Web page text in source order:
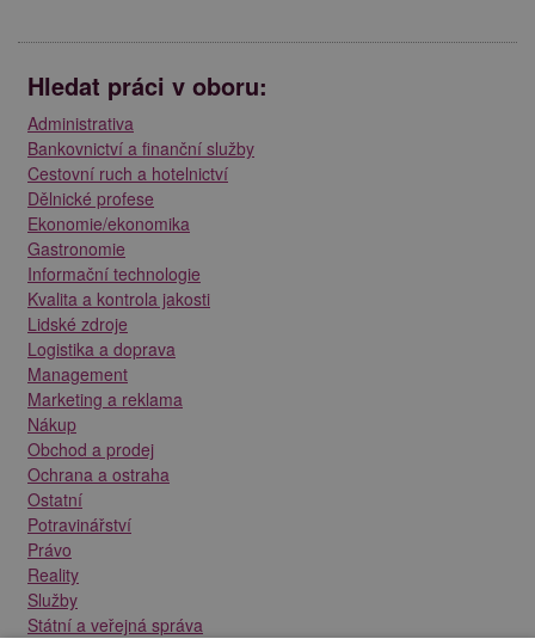
Hledat práci v oboru:
Administrativa
Bankovnictví a finanční služby
Cestovní ruch a hotelnictví
Dělnické profese
Ekonomie/ekonomika
Gastronomie
Informační technologie
Kvalita a kontrola jakosti
Lidské zdroje
Logistika a doprava
Management
Marketing a reklama
Nákup
Obchod a prodej
Ochrana a ostraha
Ostatní
Potravinářství
Právo
Reality
Služby
Státní a veřejná správa